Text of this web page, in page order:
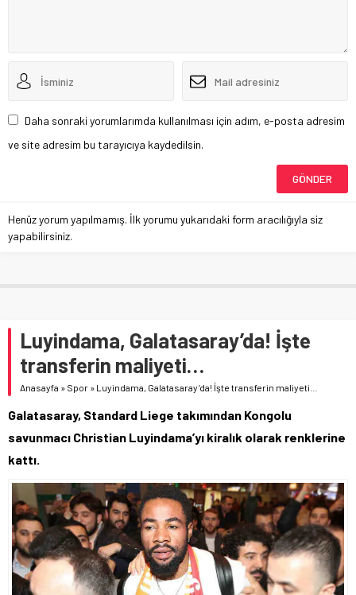
Daha sonraki yorumlarımda kullanılması için adım, e-posta adresim
ve site adresim bu tarayıcıya kaydedilsin.
Henüz yorum yapılmamış. İlk yorumu yukarıdaki form aracılığıyla siz
yapabilirsiniz.
Luyindama, Galatasaray’da! İşte
transferin maliyeti…
Anasayfa » Spor » Luyindama, Galatasaray’da! İşte transferin maliyeti…
Galatasaray, Standard Liege takımından Kongolu
savunmacı Christian Luyindama’yı kiralık olarak renklerine
kattı.